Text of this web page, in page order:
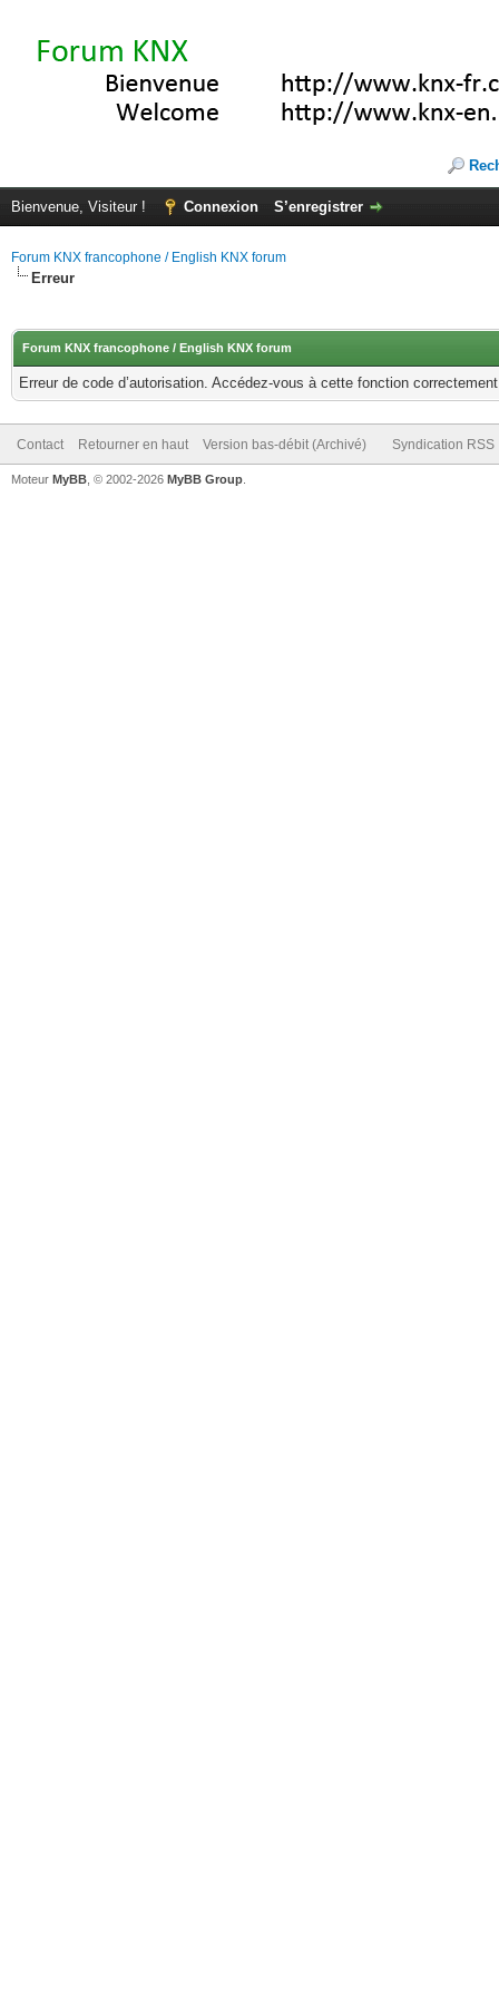
Bienvenue, Visiteur ! Connexion S’enregistrer
Forum KNX francophone / English KNX forum
Erreur
Forum KNX francophone / English KNX forum
Erreur de code d’autorisation. Accédez-vous à cette fonction
Contact Retourner en haut Version bas-débit (Archivé) Syndication RSS
Moteur MyBB , © 2002-2026 MyBB Group